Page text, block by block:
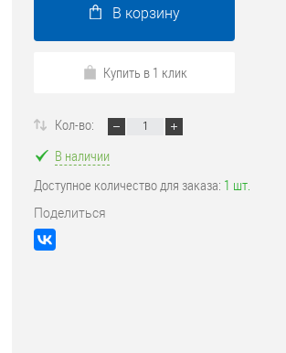
В корзину
Купить в 1 клик
Кол-во:
В наличии
Доступное количество для заказа: 1 шт.
Поделиться